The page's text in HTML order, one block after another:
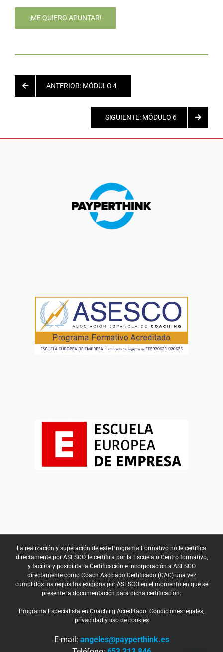
¡ME QUIERO APUNTAR!
ANTERIOR: MÓDULO 4
SIGUIENTE: MÓDULO 6
La realización y superación de este Programa Formativo no le certifica
directamente por ASESCO, le certifica por la Escuela o Centro formativo,
y facilita y posibilita la Certificación e incorporación a ASESCO
directamente como Coach Asociado Certificado (CAC) una vez
cumplidos los requisitos exigidos por ASESCO en el momento en que se
presente la documentación para dicha certificación.
Programa Especialista en Coaching Acreditado. Condiciones legales,
privacidad y uso de cookies
E-mail: angeles@payperthink.es